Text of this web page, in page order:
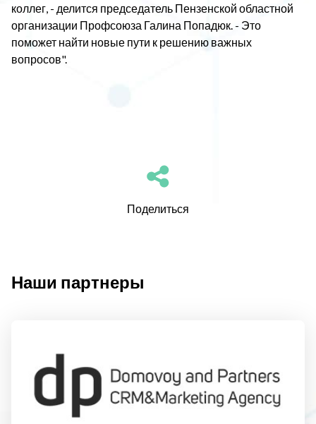
коллег, - делится председатель Пензенской областной
организации Профсоюза Галина Попадюк. - Это
поможет найти новые пути к решению важных
вопросов".
Поделиться
Наши партнеры